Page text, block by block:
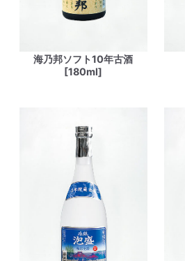
海乃邦ソフト10年古酒
[180ml]